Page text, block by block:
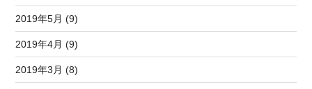
2019年5月 (9)
2019年4月 (9)
2019年3月 (8)